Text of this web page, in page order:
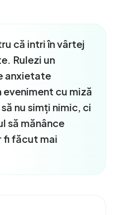
că intri în vârtej
Rulezi un
anxietate
cu miză
nu simți nimic, ci
să mănânce
fi făcut mai